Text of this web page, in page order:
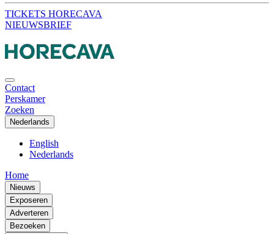
TICKETS HORECAVA
NIEUWSBRIEF
Contact
Perskamer
Zoeken
Nederlands
English
Nederlands
Home
Nieuws
Exposeren
Adverteren
Bezoeken